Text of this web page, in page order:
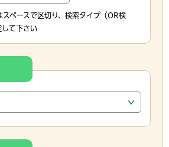
ペースで区切り、検索タイプ（OR検
て下さい